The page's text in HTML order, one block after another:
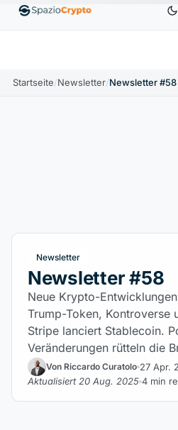
EthereumETH1.880,58 $
Startseite/Newsletter/Newsletter #58
Newsletter
Newsletter #58
Neue Krypto-
Trump-Token, Kontroverse
Stripe lanciert Stablecoin.
Veränderungen rütteln die
Von Riccardo Curatolo 27 Apr.
Aktualisiert 20 Aug. 2025 4 min